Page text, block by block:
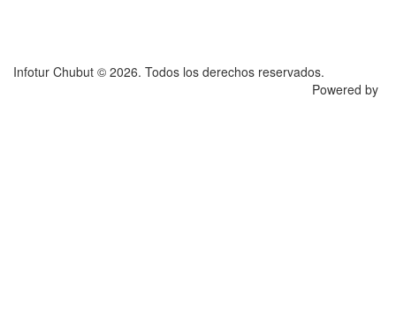
Infotur Chubut © 2026. Todos los derechos reservados.
Powered by